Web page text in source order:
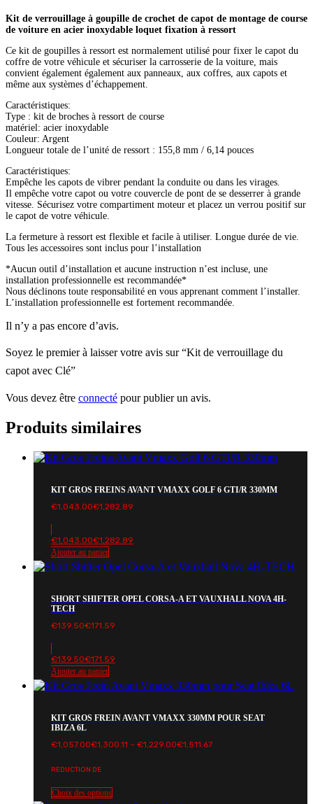
Kit de verrouillage à goupille de crochet de capot de montage de course
de voiture en acier inoxydable loquet fixation à ressort
Ce kit de goupilles à ressort est normalement utilisé pour fixer le capot du
coffre de votre véhicule et sécuriser la carrosserie de la voiture, mais
convient également également aux panneaux, aux coffres, aux capots et
même aux systèmes d’échappement.
Caractéristiques:
Type : kit de broches à ressort de course
matériel: acier inoxydable
Couleur: Argent
Longueur totale de l’unité de ressort : 155,8 mm / 6,14 pouces
Caractéristiques:
Empêche les capots de vibrer pendant la conduite ou dans les virages.
Il empêche votre capot ou votre couvercle de pont de se desserrer à grande
vitesse. Sécurisez votre compartiment moteur et placez un verrou positif sur
le capot de votre véhicule.
La fermeture à ressort est flexible et facile à utiliser. Longue durée de vie.
Tous les accessoires sont inclus pour l’installation
*Aucun outil d’installation et aucune instruction n’est incluse, une
installation professionnelle est recommandée*
Nous déclinons toute responsabilité en vous apprenant comment l’installer.
L’installation professionnelle est fortement recommandée.
Il n’y a pas encore d’avis.
Soyez le premier à laisser votre avis sur “Kit de verrouillage du
capot avec Clé”
Vous devez être connecté pour publier un avis.
Produits similaires
KIT GROS FREINS AVANT VMAXX GOLF 6 GTI/R 330MM
€1,043.00€1,282.89
€1,043.00€1,282.89
Ajouter au panier
SHORT SHIFTER OPEL CORSA-A ET VAUXHALL NOVA 4H-
TECH
€139.50€171.59
€139.50€171.59
Ajouter au panier
KIT GROS FREIN AVANT VMAXX 330MM POUR SEAT
IBIZA 6L
€1,057.00€1,300.11 – €1,229.00€1,511.67
Plage
€1,057.00€1,300.11
€1,229.00€1,511.67
REDUCTION DE
Choix des options